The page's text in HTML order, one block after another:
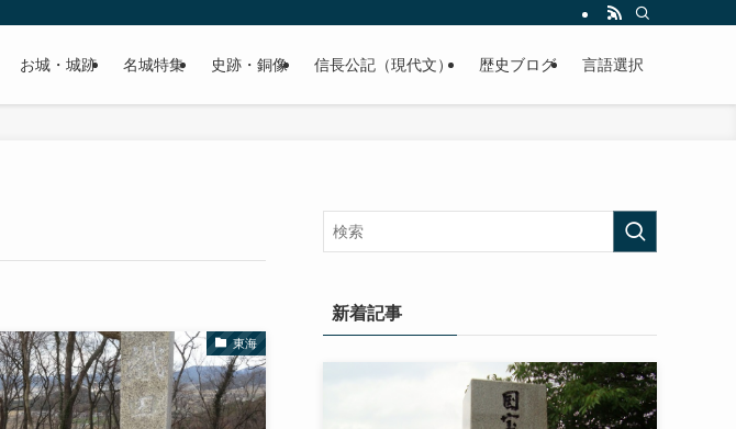
時代（戦国時代）、江戸時代と幅広くご紹介致します。
お城・城跡 名城特集 史跡・銅像 信長公記（現代文） 歴史ブログ 言語選択
東海
新着記事